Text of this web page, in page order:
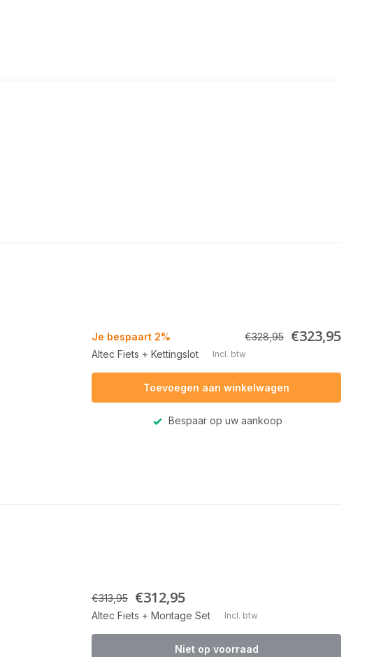
Je bespaart 2% €328,95 €323,95
Altec Fiets + Kettingslot Incl. btw
Toevoegen aan winkelwagen
Bespaar op uw aankoop
€313,95 €312,95
Altec Fiets + Montage Set Incl. btw
Niet op voorraad